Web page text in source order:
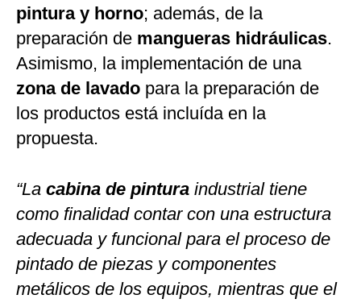
pintura y horno; además, de la
preparación de mangueras hidráulicas.
Asimismo, la implementación de una
zona de lavado para la preparación de
los productos está incluída en la
propuesta.
“La cabina de pintura industrial tiene
como finalidad contar con una estructura
adecuada y funcional para el proceso de
pintado de piezas y componentes
metálicos de los equipos, mientras que el